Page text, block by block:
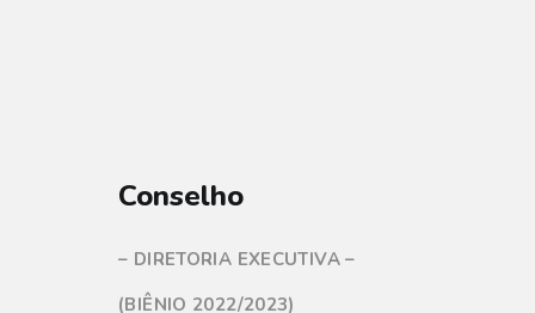
Conselho
– DIRETORIA EXECUTIVA –
(BIÊNIO 2022/2023)